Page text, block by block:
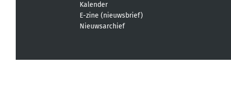
Kalender
E-zine (nieuwsbrief)
Nieuwsarchief